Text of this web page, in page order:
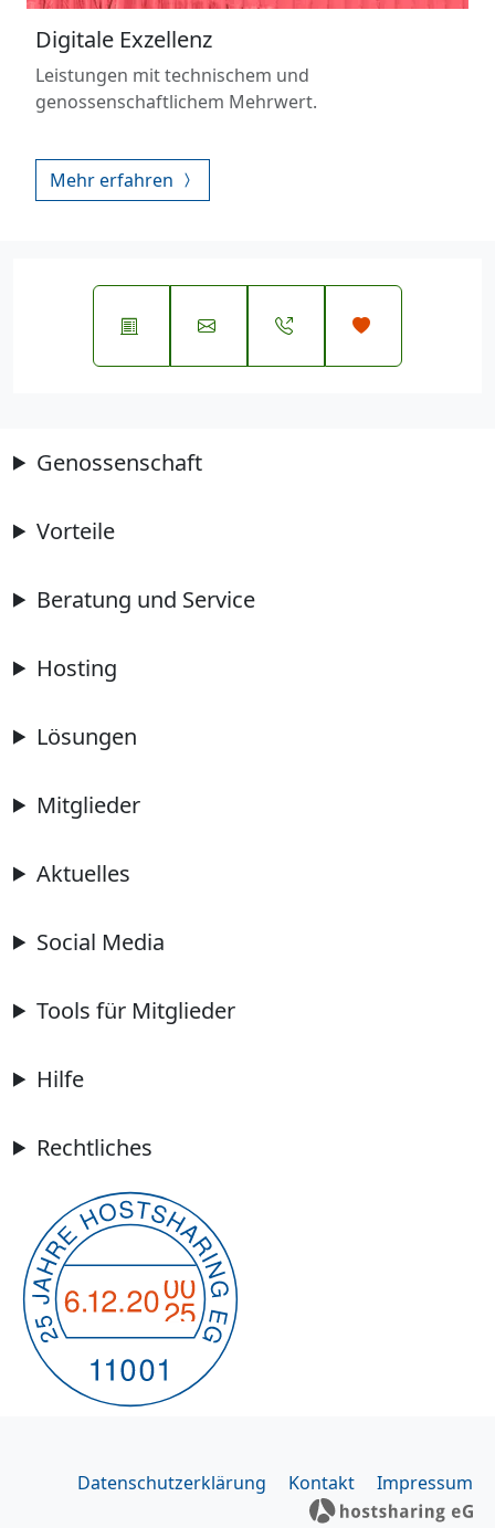
Digitale Exzellenz
Leistungen mit technischem und
genossenschaftlichem Mehrwert.
Mehr erfahren
Genossenschaft
Vorteile
Beratung und Service
Hosting
Lösungen
Mitglieder
Aktuelles
Social Media
Tools für Mitglieder
Hilfe
Rechtliches
Datenschutzerklärung Kontakt Impressum